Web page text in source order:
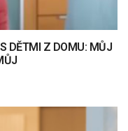
DĚTMI Z DOMU: MŮJ